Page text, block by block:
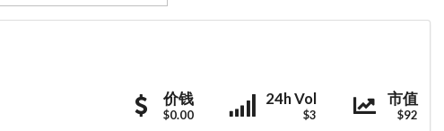
LRM
Coin
价钱
$0.00
LRM
24h Vol
$3
LRM
Coin
市值
$92